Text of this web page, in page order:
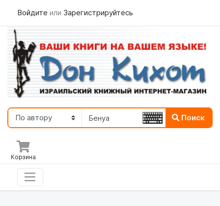
Войдите или Зарегистрируйтесь
Поиск
Корзина